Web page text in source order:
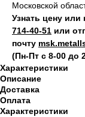
Московской
Узнать цену
714‑40-51 или
почту
(Пн-Пт с 8-00 до
Характеристики
Описание
Доставка
Оплата
Характеристики